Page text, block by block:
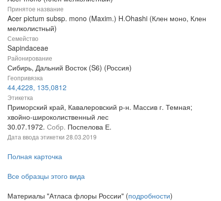
Принятое название
Acer pictum subsp. mono (Maxim.) H.Ohashi (Клен моно, Клен
мелколистный)
Семейство
Sapindaceae
Районирование
Сибирь, Дальний Восток (S6) (Россия)
Геопривязка
44,4228, 135,0812
Этикетка
Приморский край, Кавалеровский р-н. Массив г. Темная;
хвойно-широколиственный лес
30.07.1972. Собр. Поспелова Е.
Дата ввода этикетки 28.03.2019
Полная карточка
Все образцы этого вида
Материалы "Атласа флоры России" (подробности)